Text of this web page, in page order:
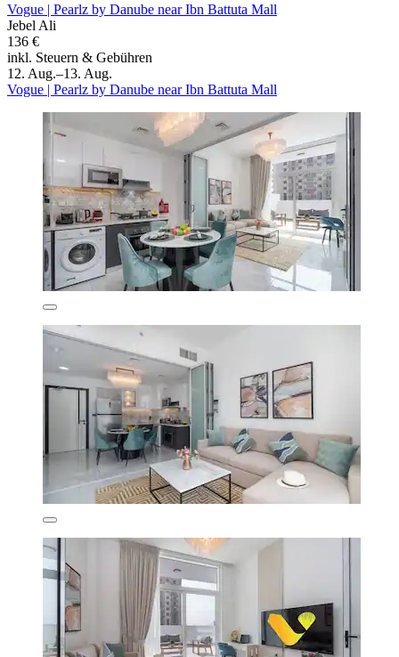
Vogue | Pearlz by Danube near Ibn Battuta Mall
Jebel Ali
136 €
inkl. Steuern & Gebühren
12. Aug.–13. Aug.
Vogue | Pearlz by Danube near Ibn Battuta Mall